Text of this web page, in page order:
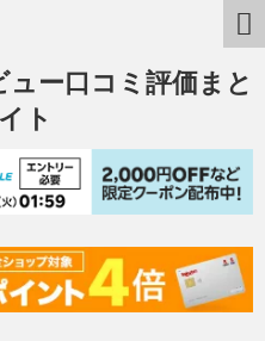
ー口コミ評価まと
ト